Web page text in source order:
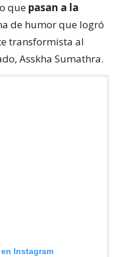
que pasan a la
de humor que logró
transformista al
Asskha Sumathra.
Instagram